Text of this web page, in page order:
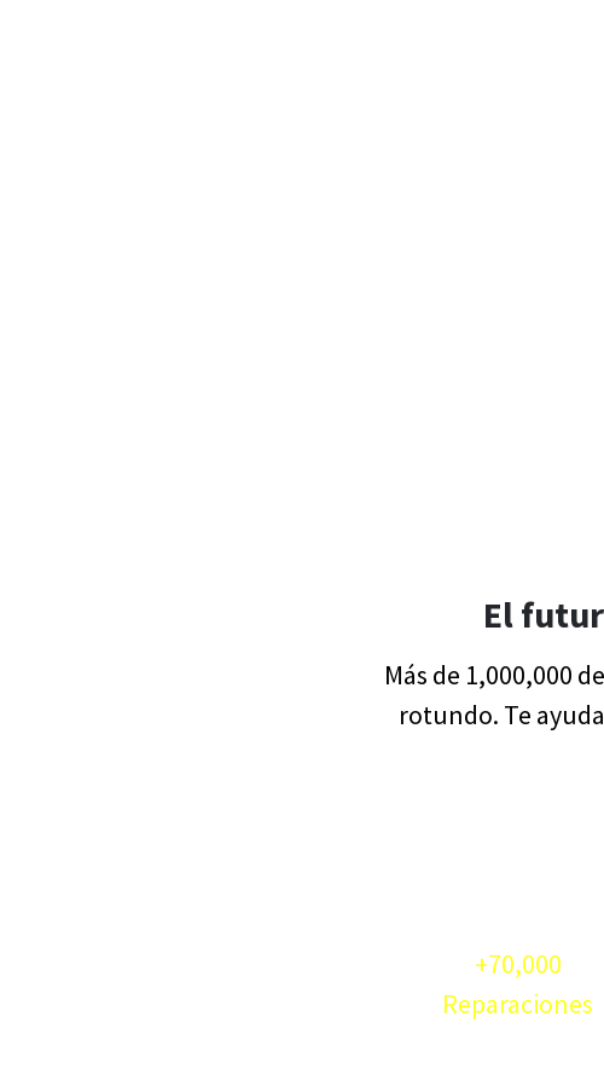
El
Más de 1,000,000
rotundo. Te
+70,000
Reparaciones